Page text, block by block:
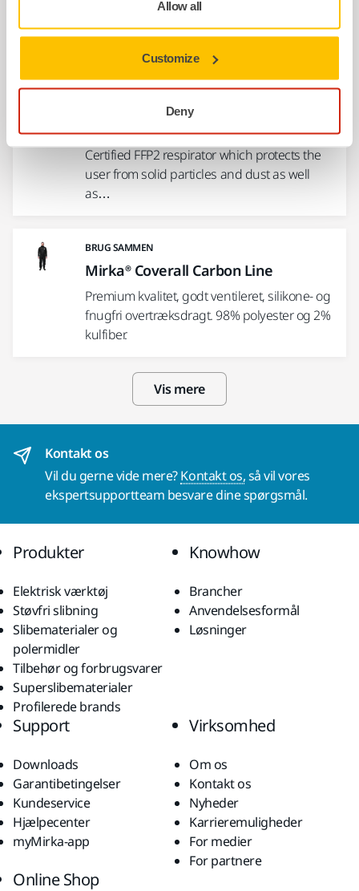
Allow all
Customize
Deny
Light mask with quick attachment and
release system. Mask can be removed and
lowered without…
FFP2 Carbon Nanofiber Mask
Certified FFP2 respirator which protects the
user from solid particles and dust as well
as…
BRUG SAMMEN
Mirka® Coverall Carbon Line
Premium kvalitet, godt ventileret, silikone- og
fnugfri overtræksdragt. 98% polyester og 2%
kulfiber.
Vis mere
Kontakt os
Vil du gerne vide mere?Kontakt os,så vil vores
ekspertsupportteam besvare dine spørgsmål.
Produkter
Elektrisk værktøj
Støvfri slibning
Slibematerialer og
polermidler
Tilbehør og forbrugsvarer
Superslibematerialer
Profilerede brands
Knowhow
Brancher
Anvendelsesformål
Løsninger
Support
Downloads
Garantibetingelser
Kundeservice
Hjælpecenter
myMirka-app
Virksomhed
Om os
Kontakt os
Nyheder
Karrieremuligheder
For medier
For partnere
Online Shop